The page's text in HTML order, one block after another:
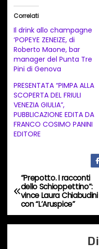
a
m
e
t
o
i
n
r
s
o
…
Correlati
Il drink allo champagne
‘POPEYE ZENEIZE, di
Roberto Maone, bar
manager del Punta Tre
Pini di Genova
PRESENTATA “PIMPA ALLA
SCOPERTA DEL FRIULI
VENEZIA GIULIA”,
PUBBLICAZIONE EDITA DA
FRANCO COSIMO PANINI
EDITORE
N
a
v
“Prepotto. I racconti
dello Schioppettino”:
vince Laura Chiabudini
con “L’Aruspice”
Di